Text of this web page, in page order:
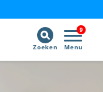
9
Menu
Zoeken